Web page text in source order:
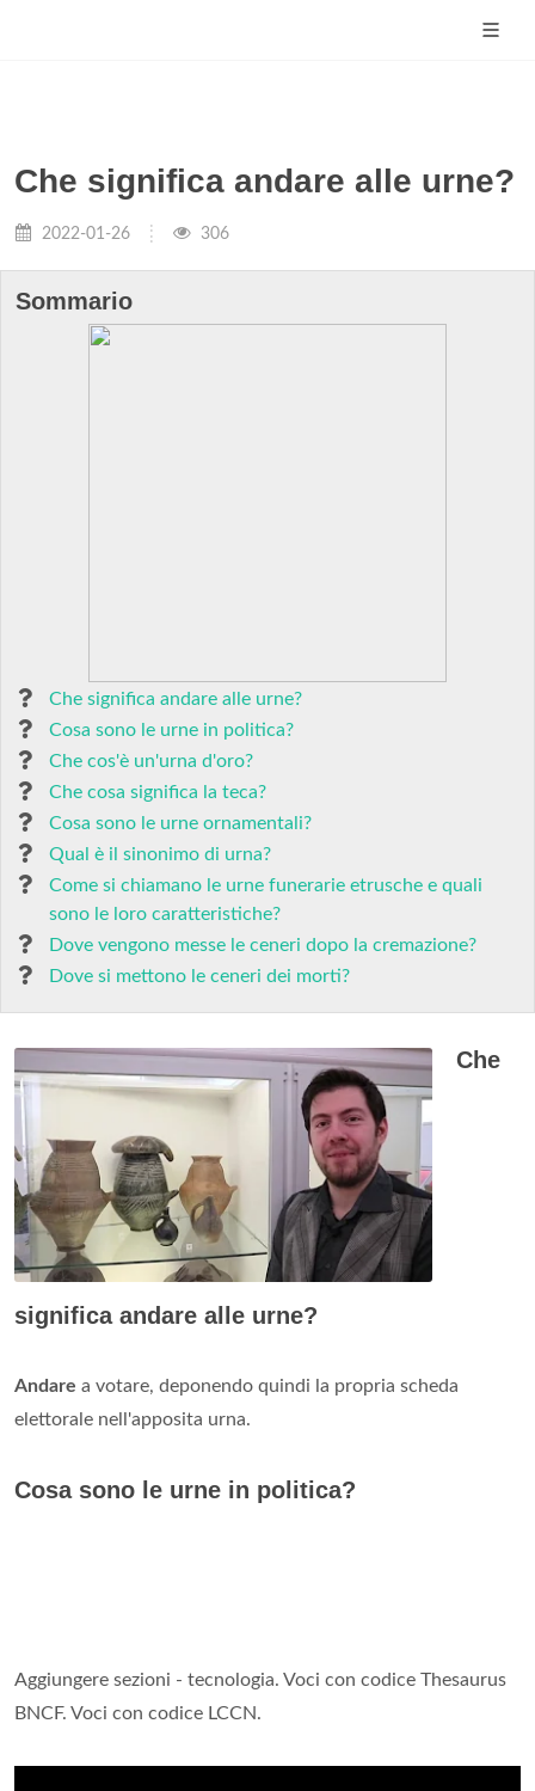
Che significa andare alle urne?
2022-01-26 306
Sommario
Che significa andare alle urne?
Cosa sono le urne in politica?
Che cos'è un'urna d'oro?
Che cosa significa la teca?
Cosa sono le urne ornamentali?
Qual è il sinonimo di urna?
Come si chiamano le urne funerarie etrusche e quali
sono le loro caratteristiche?
Dove vengono messe le ceneri dopo la cremazione?
Dove si mettono le ceneri dei morti?
Che
significa andare alle urne?
Andare a votare, deponendo quindi la propria scheda
elettorale nell'apposita urna.
Cosa sono le urne in politica?
Aggiungere sezioni - tecnologia. Voci con codice Thesaurus
BNCF. Voci con codice LCCN.